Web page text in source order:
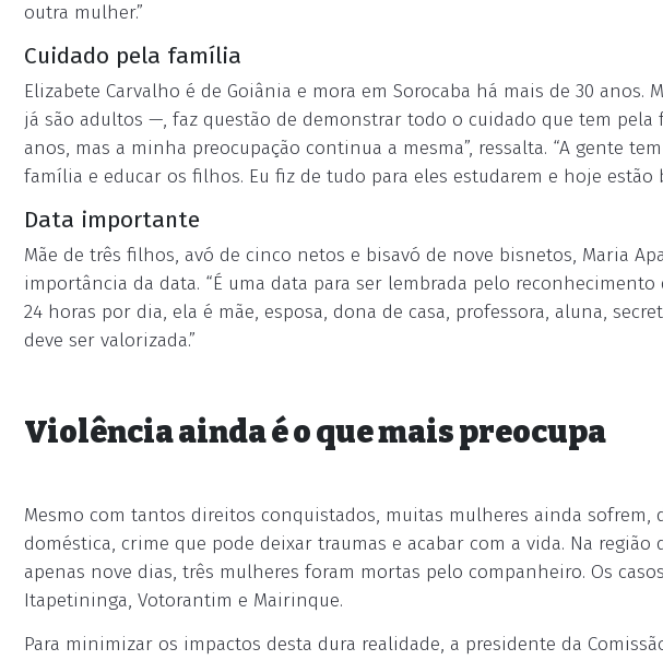
outra mulher.”
Cuidado pela família
Elizabete Carvalho é de Goiânia e mora em Sorocaba há mais de 30
já são adultos —, faz questão de demonstrar todo o cuidado que tem pela
anos, mas a minha preocupação continua a mesma”, ressalta. “A gente
família e educar os filhos. Eu fiz de tudo para eles estudarem e hoje estão
Data importante
Mãe de três filhos, avó de cinco netos e bisavó de nove bisnetos, Maria
importância da data. “É uma data para ser lembrada pelo reconhecimento
24 horas por dia, ela é mãe, esposa, dona de casa, professora, aluna,
deve ser valorizada.”
Violência ainda é o que mais preocupa
Mesmo com tantos direitos conquistados, muitas mulheres ainda sofrem,
doméstica, crime que pode deixar traumas e acabar com a vida. Na região
apenas nove dias, três mulheres foram mortas pelo companheiro. Os
Itapetininga, Votorantim e Mairinque.
Para minimizar os impactos desta dura realidade, a presidente da